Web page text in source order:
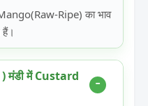
Ripe) का भाव
में Custard